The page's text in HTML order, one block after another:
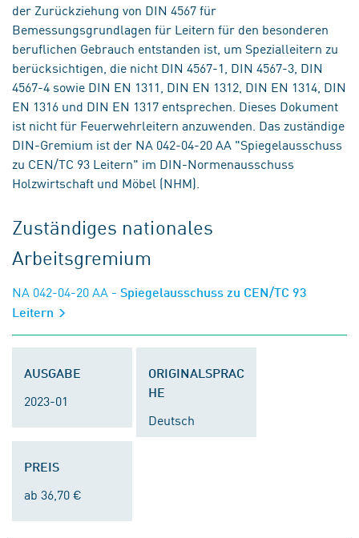
der Zurückziehung von DIN 4567 für
Bemessungsgrundlagen für Leitern für den besonderen
beruflichen Gebrauch entstanden ist, um Spezialleitern zu
berücksichtigen, die nicht DIN 4567-1, DIN 4567-3, DIN
4567-4 sowie DIN EN 1311, DIN EN 1312, DIN EN 1314, DIN
EN 1316 und DIN EN 1317 entsprechen. Dieses Dokument
ist nicht für Feuerwehrleitern anzuwenden. Das zuständige
DIN-Gremium ist der NA 042-04-20 AA "Spiegelausschuss
zu CEN/TC 93 Leitern" im DIN-Normenausschuss
Holzwirtschaft und Möbel (NHM).
Zuständiges nationales
Arbeitsgremium
NA 042-04-20 AA - Spiegelausschuss zu CEN/TC 93
Leitern
AUSGABE
2023-01
ORIGINALSPRAC
HE
Deutsch
PREIS
ab 36,70 €